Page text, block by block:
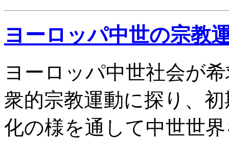
ヨーロッパ中世の宗教
ヨーロッパ中世社会が
衆的宗教運動に探り、
化の様を通して中世世